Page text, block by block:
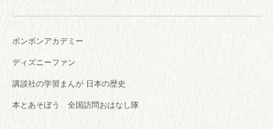
ボンボンアカデミー
ディズニーファン
講談社の学習まんが 日本の歴史
本とあそぼう 全国訪問おはなし隊